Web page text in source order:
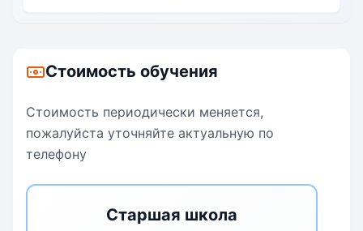
Стоимость обучения
Стоимость периодически меняется,
пожалуйста уточняйте актуальную по
телефону
Старшая школа